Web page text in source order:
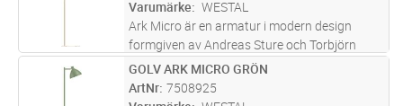
Varumärke
WESTAL
Ark Micro är en armatur i modern design
formgiven av Andreas Sture och Torbjörn
Eliasson. Tillverkad i rostfritt stål och
pulverlackad i sex olika kulörer. Fot i
pulverlackerad stål eller marmor. Vit
ST Lägg i kundvagn
GOLV ARK MICRO GRÖN
ArtNr 7508925